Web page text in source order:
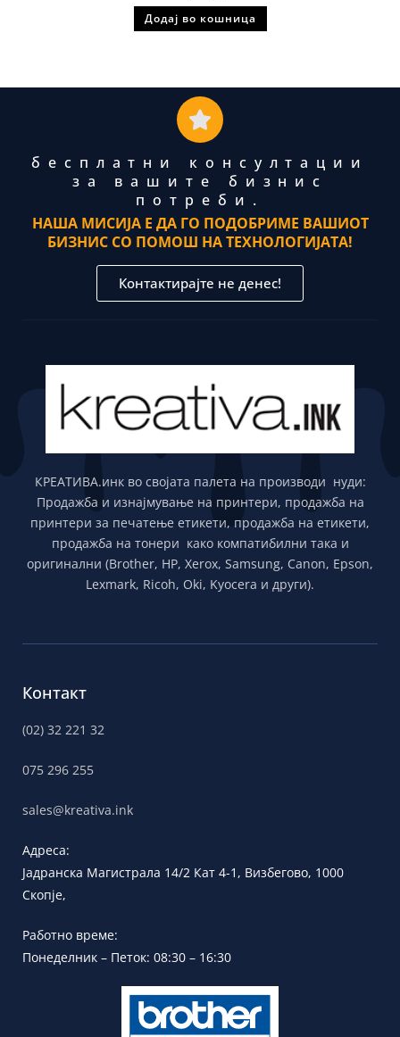
Додај во кошница
бесплатни консултации
за вашите бизнис
потреби.
НАША МИСИЈА Е ДА ГО ПОДОБРИМЕ ВАШИОТ
БИЗНИС СО ПОМОШ НА ТЕХНОЛОГИЈАТА!
Контактирајте не денес!
КРЕАТИВА.инк во својата палета на производи нуди:
Продажба и изнајмување на принтери, продажба на
принтери за печатење етикети, продажба на етикети,
продажба на тонери како компатибилни така и
оригинални (Brother, HP, Xerox, Samsung, Canon, Epson,
Lexmark, Ricoh, Oki, Kyocera и други).
Контакт
(02) 32 221 32
075 296 255
sales@kreativa.ink
Адреса:
Јадранска Магистрала 14/2 Кат 4-1, Визбегово, 1000
Скопје,
Работно време:
Понеделник – Петок: 08:30 – 16:30